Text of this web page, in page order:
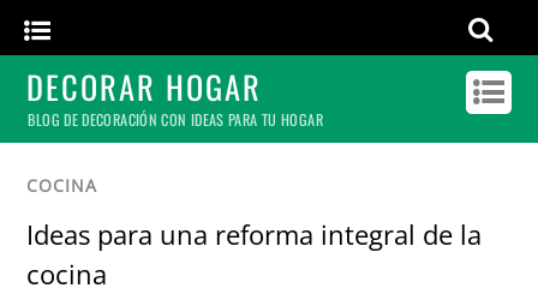
DECORAR HOGAR
BLOG DE DECORACIÓN CON IDEAS PARA TU HOGAR
COCINA
Ideas para una reforma integral de la
cocina